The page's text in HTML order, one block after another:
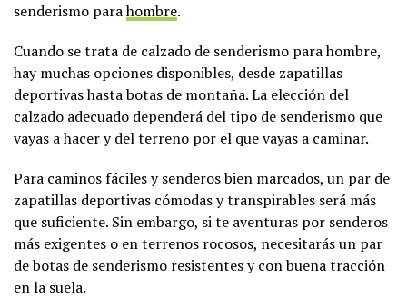
senderismo parahombre.
Cuando se trata de calzado de senderismo para hombre,
hay muchas opciones disponibles, desde zapatillas
deportivas hasta botas de montaña. La elección del
calzado adecuado dependerá del tipo de senderismo que
vayas a hacer y del terreno por el que vayas a caminar.
Para caminos fáciles y senderos bien marcados, un par de
zapatillas deportivas cómodas y transpirables será más
que suficiente. Sin embargo, si te aventuras por senderos
más exigentes o en terrenos rocosos, necesitarás un par
de botas de senderismo resistentes y con buena tracción
en la suela.